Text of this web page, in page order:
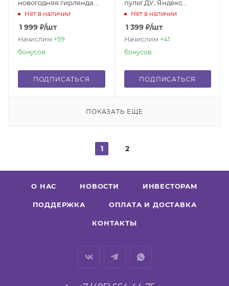
новогодняя гирлянда
"шарики"
Нет в наличии
1 999 ₽/шт
Начислим +59
бонусов
ПОДПИСАТЬСЯ
пульт ДУ, Яндекс
Алисой, Марусей,
Google Home, Smart
Ceiling Light 24W
Нет в наличии
1 399₽/шт
Начислим +41
бонусов
ПОДПИСАТЬСЯ
ПОКАЗАТЬ ЕЩЕ
1 2
О НАС НОВОСТИ ИНВЕСТОРАМ
ПОДДЕРЖКА ОПЛАТА И ДОСТАВКА
КОНТАКТЫ